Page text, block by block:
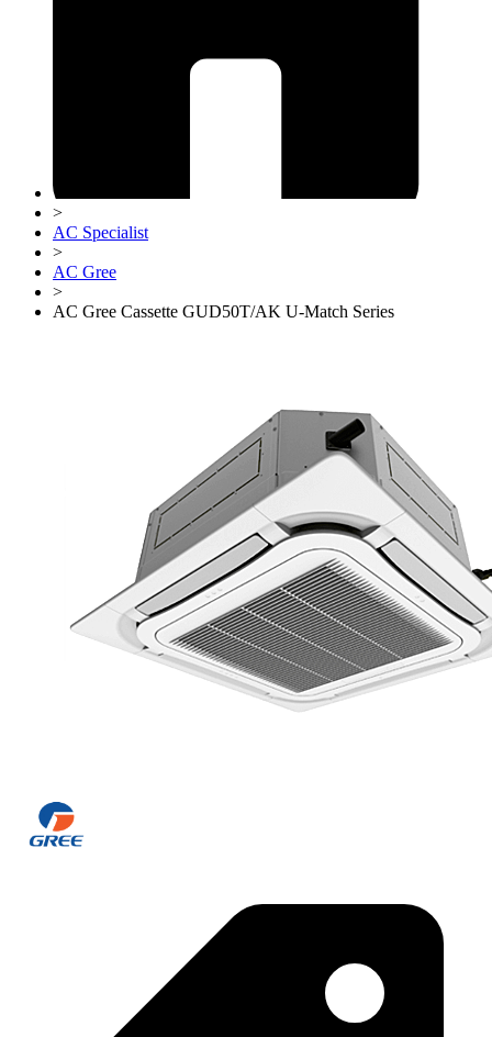
>
AC Specialist
>
AC Gree
>
AC Gree Cassette GUD50T/AK U-Match Series